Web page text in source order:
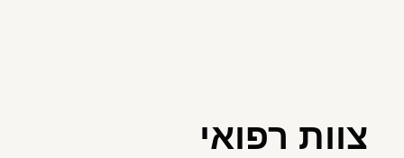
צוות רפואי